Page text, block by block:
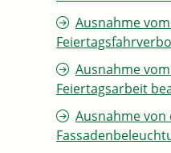
Ausnahme
Ausnahme
Feiertagsarbeit
Ausnahme